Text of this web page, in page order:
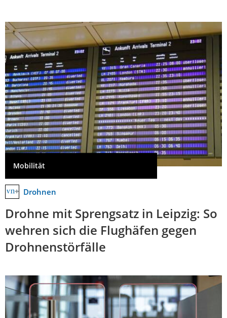
Mobilität
Drohnen
Drohne mit Sprengsatz in Leipzig: So
wehren sich die Flughäfen gegen
Drohnenstörfälle